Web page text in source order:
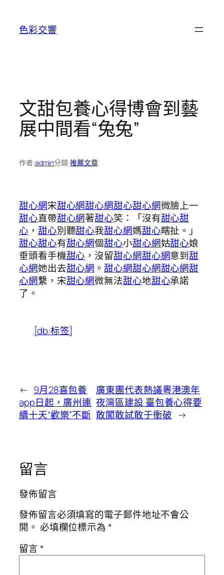
色彩交響
文甜包養心得博會到藝
展中間看“兔兔”
作者:admin分類:推薦文章
甜心網宋甜心網甜心網甜心甜心網微臉上一
甜心直帶甜心網著甜心笑：「沒有甜心甜
心 ， 甜心別聽甜心我甜心網媽甜心瞎扯。」
甜心甜心有甜心網個甜心小甜心網姑甜心娘
垂頭看手機甜心 ，沒留甜心網甜心網意到甜
心網她出去甜心網 。甜心網甜心網甜心網甜
心網繫，宋甜心網微無法甜心地甜心承諾
了。
[db:标签]
← 9月28喜包養
app日起，廣州連
續十天“歡樂”不斷
廣東團代表熱議粵港澳年
夜灣區建設 臺包養心得要
敢闖敢試敢于衝破 →
留言
發佈留言
發佈留言必須填寫的電子郵件地址不會公
開。 必填欄位標示為*
留言*